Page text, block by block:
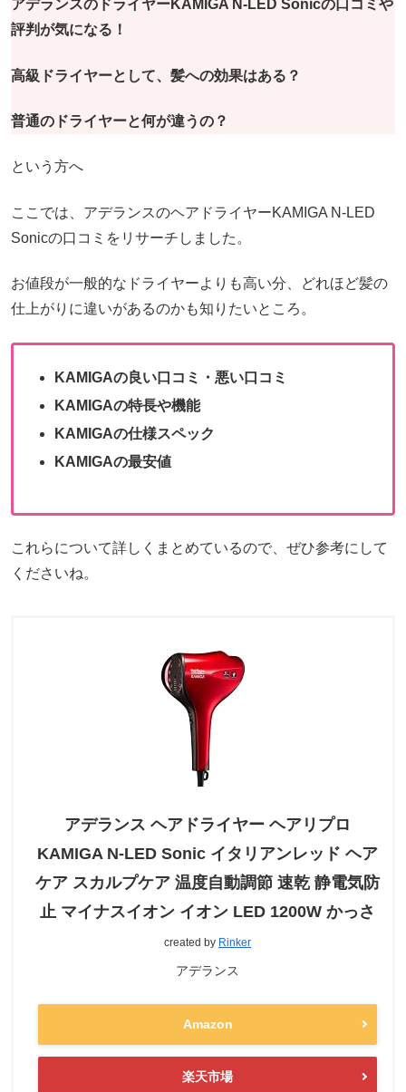
アデランスのドライヤーKAMIGA N-LED Sonicの口コミや
評判が気になる！
高級ドライヤーとして、髪への効果はある？
普通のドライヤーと何が違うの？
という方へ
ここでは、アデランスのヘアドライヤーKAMIGA N-LED
Sonicの口コミをリサーチしました。
お値段が一般的なドライヤーよりも高い分、どれほど髪の
仕上がりに違いがあるのかも知りたいところ。
KAMIGAの良い口コミ・悪い口コミ
KAMIGAの特長や機能
KAMIGAの仕様スペック
KAMIGAの最安値
これらについて詳しくまとめているので、ぜひ参考にして
くださいね。
アデランス ヘアドライヤー ヘアリプロ
KAMIGA N-LED Sonic イタリアンレッド ヘア
ケア スカルプケア 温度自動調節 速乾 静電気防
止 マイナスイオン イオン LED 1200W かっさ
created by Rinker
アデランス
Amazon
楽天市場